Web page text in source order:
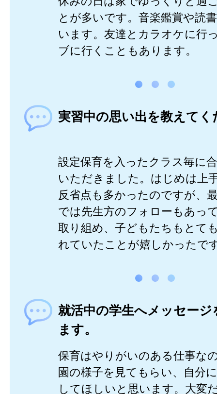
とが多いです。音楽鑑賞や読
います。友達とカラオケに行
ブに行くこともあります。
実習中の思い出を教えてく
設定保育を入ったクラス毎に
いただきました。はじめは上
反省点も多かったのですが、
では先生方のフォローもあっ
取り組め、子どもたちもとて
れていたことが嬉しかったで
就活中の学生へメッセージ
ます。
保育はやりがいのある仕事な
園の様子を見てもらい、自分
してほしいと思います。大変